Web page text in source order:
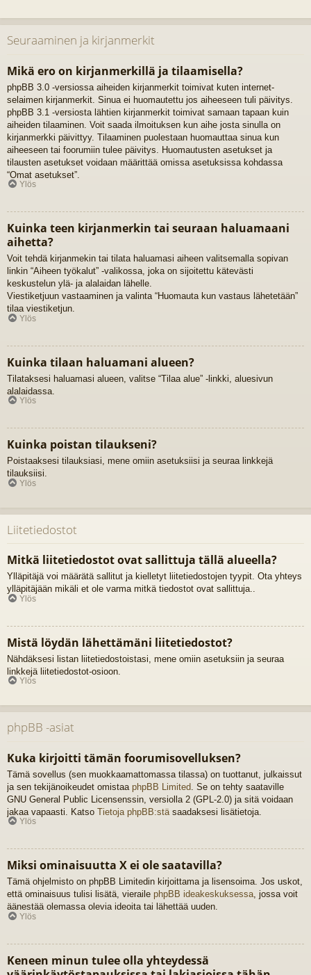
Seuraaminen ja kirjanmerkit
Mikä ero on kirjanmerkillä ja tilaamisella?
phpBB 3.0 -versiossa aiheiden kirjanmerkit toimivat kuten internet-
selaimen kirjanmerkit. Sinua ei huomautettu jos aiheeseen tuli päivitys.
phpBB 3.1 -versiosta lähtien kirjanmerkit toimivat samaan tapaan kuin
aiheiden tilaaminen. Voit saada ilmoituksen kun aihe josta sinulla on
kirjanmerkki päivittyy. Tilaaminen puolestaan huomauttaa sinua kun
aiheeseen tai foorumiin tulee päivitys. Huomautusten asetukset ja
tilausten asetukset voidaan määrittää omissa asetuksissa kohdassa
“Omat asetukset”.
Ylös
Kuinka teen kirjanmerkin tai seuraan haluamaani
aihetta?
Voit tehdä kirjanmekin tai tilata haluamasi aiheen valitsemalla sopivan
linkin “Aiheen työkalut” -valikossa, joka on sijoitettu kätevästi
keskustelun ylä- ja alalaidan lähelle.
Viestiketjuun vastaaminen ja valinta “Huomauta kun vastaus lähetetään”
tilaa viestiketjun.
Ylös
Kuinka tilaan haluamani alueen?
Tilataksesi haluamasi alueen, valitse “Tilaa alue” -linkki, aluesivun
alalaidassa.
Ylös
Kuinka poistan tilaukseni?
Poistaaksesi tilauksiasi, mene omiin asetuksiisi ja seuraa linkkejä
tilauksiisi.
Ylös
Liitetiedostot
Mitkä liitetiedostot ovat sallittuja tällä alueella?
Ylläpitäjä voi määrätä sallitut ja kielletyt liitetiedostojen tyypit. Ota yhteys
ylläpitäjään mikäli et ole varma mitkä tiedostot ovat sallittuja..
Ylös
Mistä löydän lähettämäni liitetiedostot?
Nähdäksesi listan liitetiedostoistasi, mene omiin asetuksiin ja seuraa
linkkejä liitetiedostot-osioon.
Ylös
phpBB -asiat
Kuka kirjoitti tämän foorumisovelluksen?
Tämä sovellus (sen muokkaamattomassa tilassa) on tuottanut, julkaissut
ja sen tekijänoikeudet omistaa phpBB Limited . Se on tehty saataville
GNU General Public Licensenssin, versiolla 2 (GPL-2.0) ja sitä voidaan
jakaa vapaasti. Katso Tietoja phpBB:stä saadaksesi lisätietoja.
Ylös
Miksi ominaisuutta X ei ole saatavilla?
Tämä ohjelmisto on phpBB Limitedin kirjoittama ja lisensoima. Jos uskot,
että ominaisuus tulisi lisätä, vieraile phpBB ideakeskuksessa, jossa voit
äänestää olemassa olevia ideoita tai lähettää uuden.
Ylös
Keneen minun tulee olla yhteydessä